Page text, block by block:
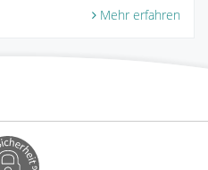
Mehr erfahren